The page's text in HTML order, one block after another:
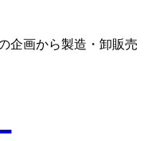
企画から製造・卸販売